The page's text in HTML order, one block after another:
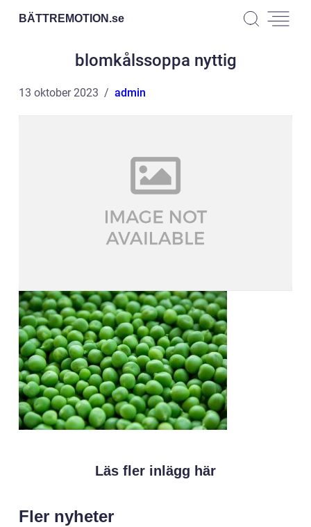
BÄTTREMOTION.se
blomkålssoppa nyttig
13 oktober 2023 admin
Läs fler inlägg här
Fler nyheter